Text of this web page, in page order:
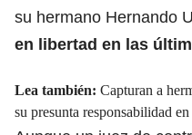
su hermano Hernando
en libertad en las
Lea también: Capturan a
su presunta responsabilidad